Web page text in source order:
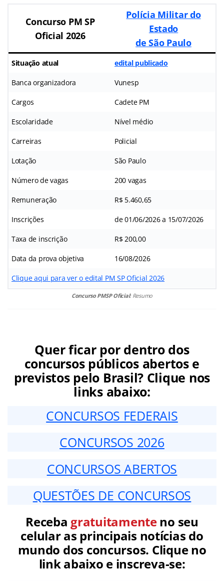
Concurso PM SP
Oficial 2026
Polícia Militar do
Estado
de São Paulo
Situação atual edital publicado
Banca organizadora Vunesp
Cargos Cadete PM
Escolaridade Nível médio
Carreiras Policial
Lotação São Paulo
Número de vagas 200 vagas
Remuneração R$ 5.460,65
Inscrições de 01/06/2026 a 15/07/2026
Taxa de inscrição R$ 200,00
Data da prova objetiva 16/08/2026
Clique aqui para ver o edital PM SP Oficial 2026
Concurso PMSP Oficial: Resumo
Quer ficar por dentro dos
concursos públicos abertos e
previstos pelo Brasil? Clique nos
links abaixo:
CONCURSOS FEDERAIS
CONCURSOS 2026
CONCURSOS ABERTOS
QUESTÕES DE CONCURSOS
Receba gratuitamenteno seu
celular as principais notícias do
mundo dos concursos. Clique no
link abaixo e inscreva-se: